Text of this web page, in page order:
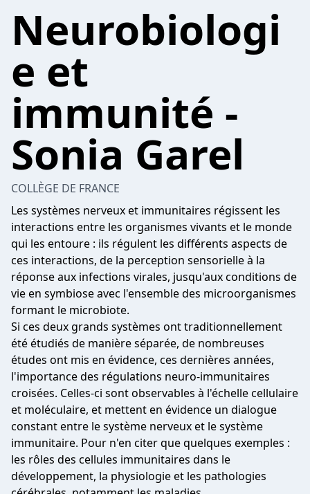
Neurobiologi
e et
immunité -
Sonia Garel
COLLÈGE DE FRANCE
Les systèmes nerveux et immunitaires régissent les
interactions entre les organismes vivants et le monde
qui les entoure : ils régulent les différents aspects de
ces interactions, de la perception sensorielle à la
réponse aux infections virales, jusqu'aux conditions de
vie en symbiose avec l'ensemble des microorganismes
formant le microbiote.
Si ces deux grands systèmes ont traditionnellement
été étudiés de manière séparée, de nombreuses
études ont mis en évidence, ces dernières années,
l'importance des régulations neuro-immunitaires
croisées. Celles-ci sont observables à l'échelle cellulaire
et moléculaire, et mettent en évidence un dialogue
constant entre le système nerveux et le système
immunitaire. Pour n'en citer que quelques exemples :
les rôles des cellules immunitaires dans le
développement, la physiologie et les pathologies